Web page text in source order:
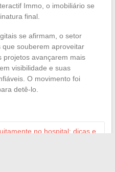
Immo, o imobiliário se
final.
se afirmam, o setor
que souberem aproveitar
projetos avançarem mais
visibilidade e suas
O movimento foi
detê-lo.
no hospital: dicas e